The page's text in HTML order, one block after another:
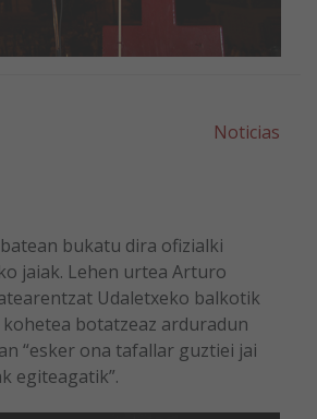
Noticias
bukatu dira ofizialki
jaiak. Lehen urtea Arturo
Udaletxeko balkotik
botatzeaz arduradun
“esker ona tafallar guztiei jai
egiteagatik”.